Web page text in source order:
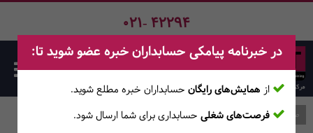
021- 42294
صفحه اصلی وبلاگ
در خبرنامه پیامکی حسابداران خبره عضو شوید تا:
از همایش‌های رایگان حسابداران خبره مطلع ‎شوید.
فرصت‌های شغلی حسابداری برای شما ارسال شود.